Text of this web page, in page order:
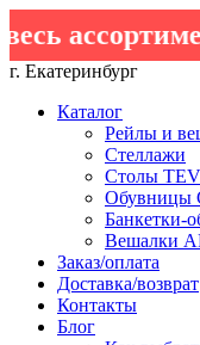
г. Екатеринбург
Каталог
Рейлы и
Стеллажи
Столы
Обувницы
Банкетки-
Вешалки
Заказ/оплата
Доставка/возврат
Контакты
Блог